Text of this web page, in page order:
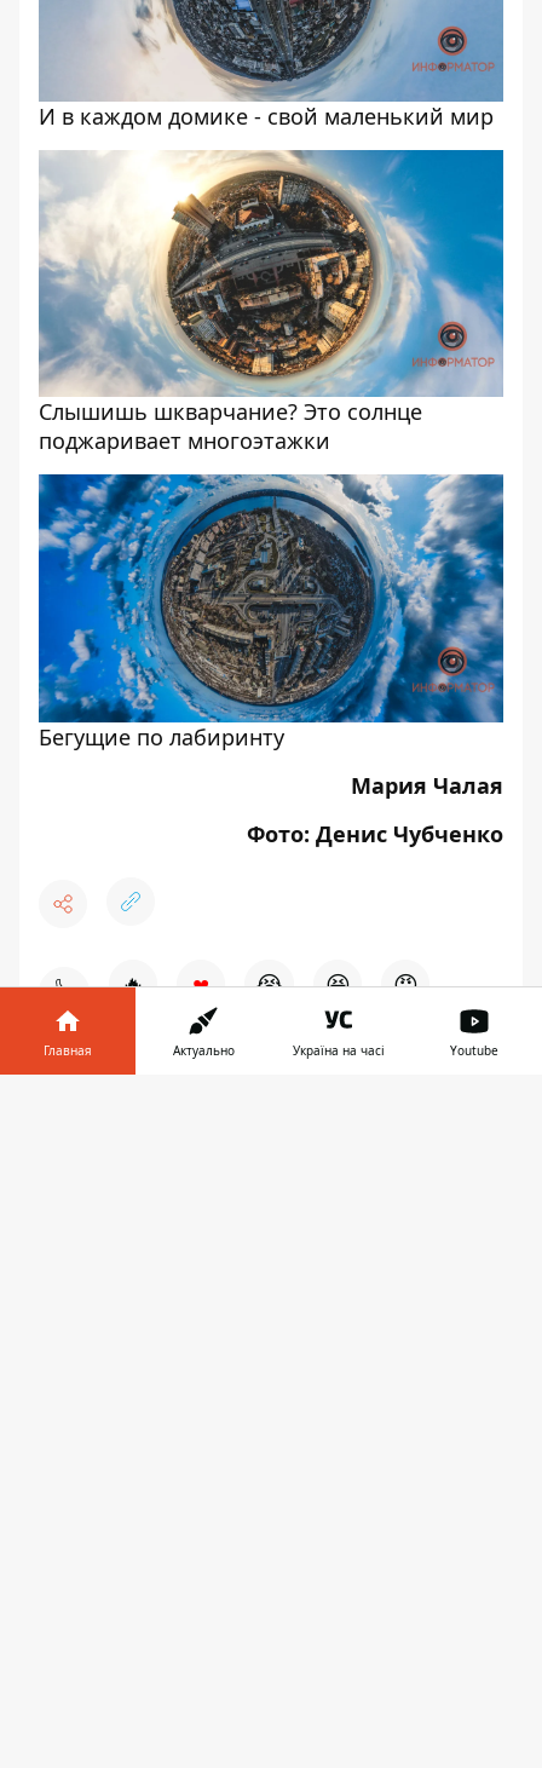
И в каждом домике - свой маленький мир
Слышишь шкварчание? Это солнце
поджаривает многоэтажки
Бегущие по лабиринту
Мария Чалая
Фото: Денис Чубченко
👍 🔥 ♥ 😭 😆 😡
Главная Актуально Україна на часі Youtube